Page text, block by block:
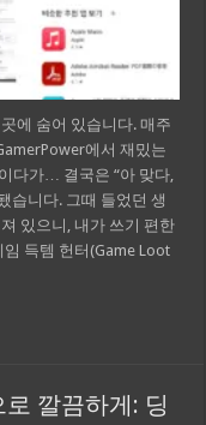
에 숨어 있습니다. 매주
에서 재밌는
다가… 결국은 “아 맞다,
습니다. 그때 들었던 생
있으니, 내가 쓰기 편한
득템 헌터(Game Loot
깔끔하게: 딩